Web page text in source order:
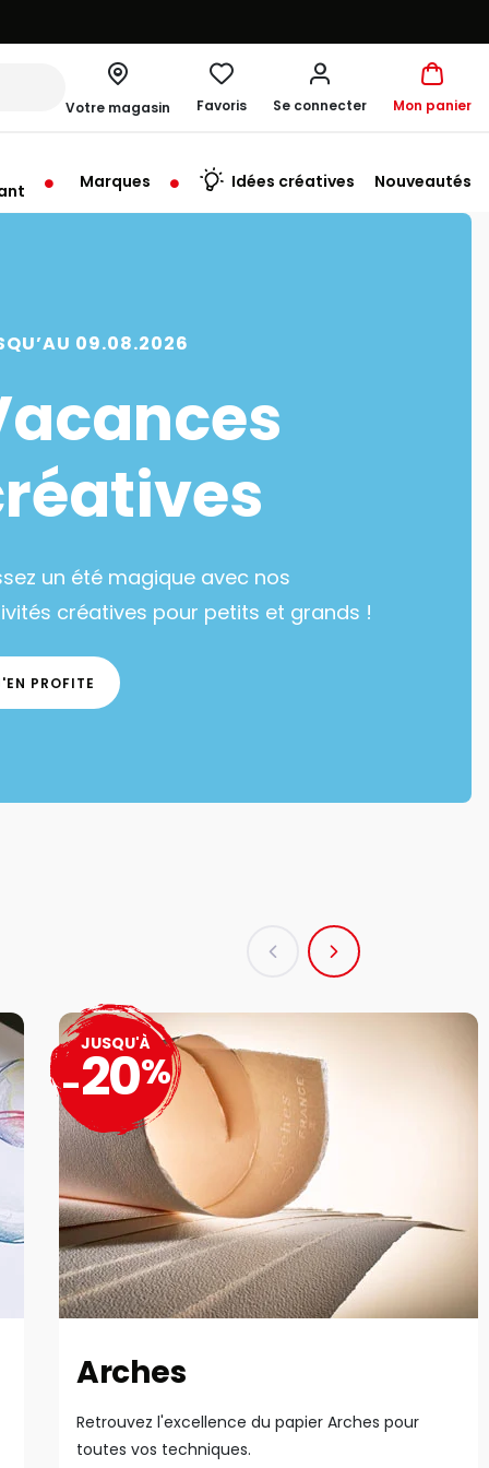
Votre magasin
à 19:30
Favoris Se connecter Mon panier
Marques Idées créatives Nouveautés
09.08.2026
un été magique avec nos
créatives pour petits et grands !
PROFITE
Arches
Retrouvez l'excellence du papier Arches pour
toutes vos techniques.
JUSQU'À
-20%